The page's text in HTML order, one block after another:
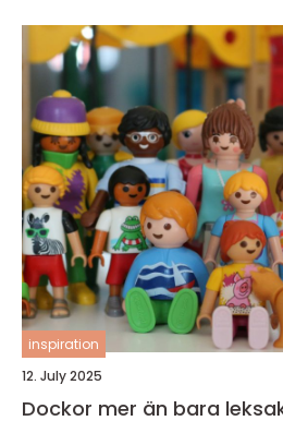
inspiration
12. July 2025
Dockor mer än bara